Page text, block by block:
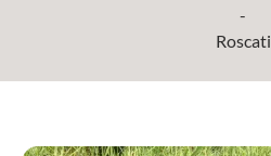
Roscati